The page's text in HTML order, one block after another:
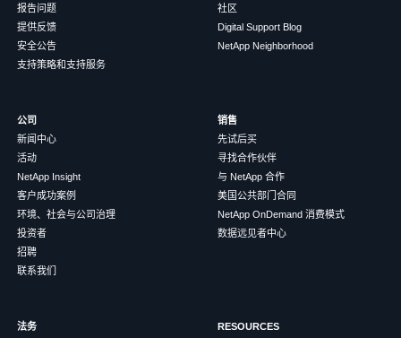
报告问题
提供反馈
安全公告
支持策略和支持服务
社区
Digital Support Blog
NetApp Neighborhood
公司
新闻中心
活动
NetApp Insight
客户成功案例
环境、社会与公司治理
投资者
招聘
联系我们
销售
先试后买
寻找合作伙伴
与 NetApp 合作
美国公共部门合同
NetApp OnDemand 消费模式
数据远见者中心
法务 RESOURCES